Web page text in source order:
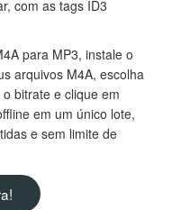
com as tags ID3
para MP3, instale o
arquivos M4A, escolha
bitrate e clique em
em um único lote,
e sem limite de